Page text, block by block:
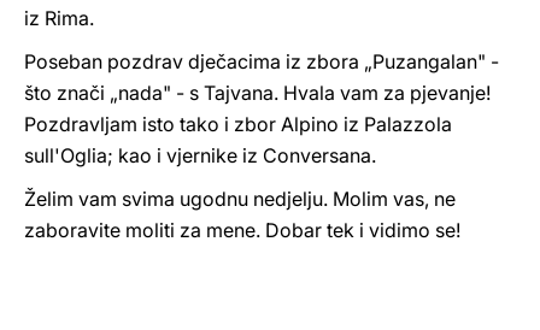
iz Rima.
Poseban pozdrav dječacima iz zbora „Puzangalan" -
što znači „nada" - s Tajvana. Hvala vam za pjevanje!
Pozdravljam isto tako i zbor Alpino iz Palazzola
sull'Oglia; kao i vjernike iz Conversana.
Želim vam svima ugodnu nedjelju. Molim vas, ne
zaboravite moliti za mene. Dobar tek i vidimo se!